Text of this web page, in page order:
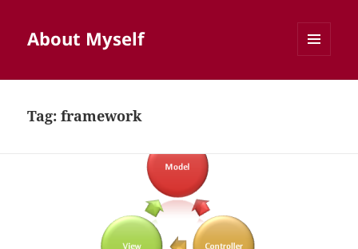
About Myself
Tag:framework